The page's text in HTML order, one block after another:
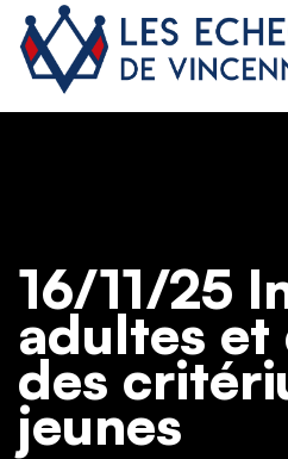
16/11/25
adultes
des
jeunes